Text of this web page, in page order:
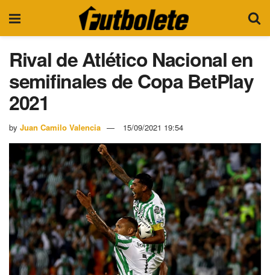
Rival de Atlético Nacional en
semifinales de Copa BetPlay
2021
by Juan Camilo Valencia 15/09/2021 19:54